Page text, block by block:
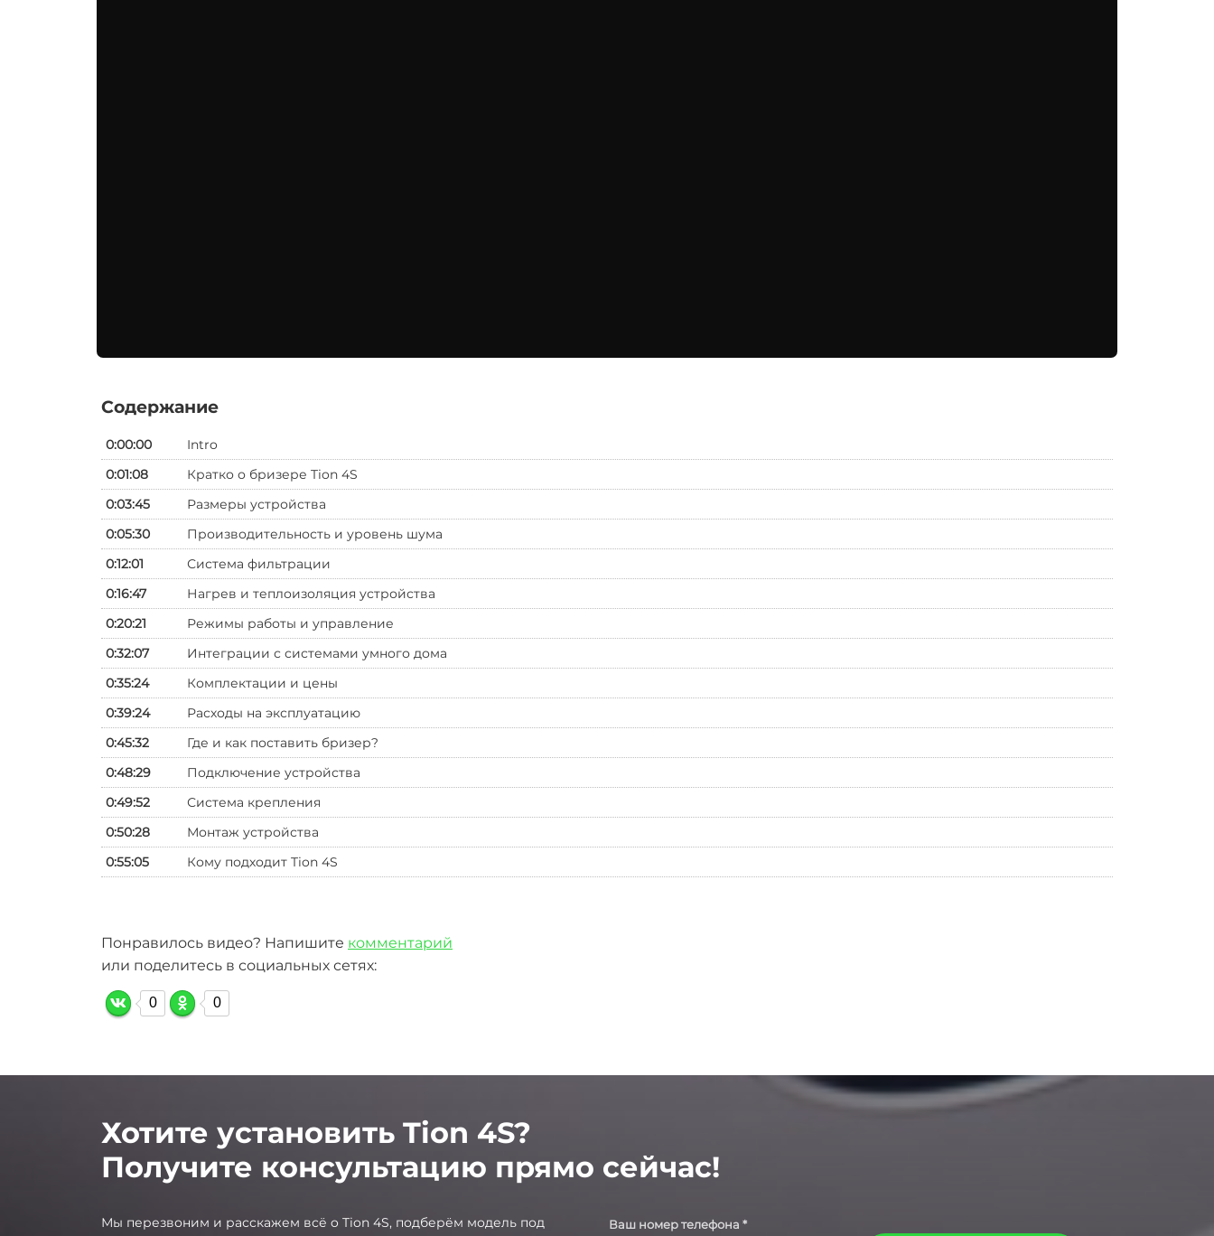
Содержание
0:00:00
Intro
0:01:08
Кратко о бризере Tion 4S
0:03:45
Размеры устройства
0:05:30
Производительность и уровень шума
0:12:01
Система фильтрации
0:16:47
Нагрев и теплоизоляция устройства
0:20:21
Режимы работы и управление
0:32:07
Интеграции с системами умного дома
0:35:24
Комплектации и цены
0:39:24
Расходы на эксплуатацию
0:45:32
Где и как поставить бризер?
0:48:29
Подключение устройства
0:49:52
Система крепления
0:50:28
Монтаж устройства
0:55:05
Кому подходит Tion 4S
Понравилось видео? Напишите комментарий
или поделитесь в социальных сетях:
0 0
Хотите установить Tion 4S?
Получите консультацию прямо сейчас!
Мы перезвоним и расскажем всё o Tion 4S, подберём модель под
Ваш номер телефона *